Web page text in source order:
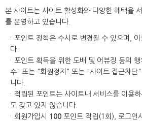
본 사이트는 사이트 활성화와 다양한 혜택을
를 운영하고 있습니다.
포인트 정책은 수시로 변경될 수 있으며,
다.
포인트 획득을 위한 도배 및 어뷰징 등의
수" 또는 "회원정지" 또는 "사이트 접근차단
니다.
적립된 포인트는 사이트내 서비스를 이용
도 갖고 있지 않습니다.
회원가입시
100 포인트 적립(1회), 로그인